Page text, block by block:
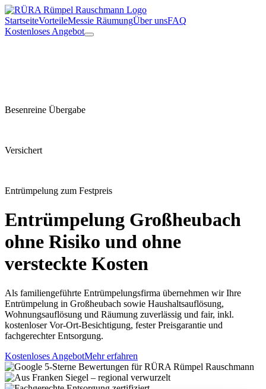
StartseiteVorteileMessie RäumungÜber unsFAQ
Kostenloses Angebot
Besenreine Übergabe
Versichert
Entrümpelung zum Festpreis
Entrümpelung Großheubach
ohne Risiko und ohne
versteckte Kosten
Als familiengeführte Entrümpelungsfirma übernehmen wir Ihre
Entrümpelung in Großheubach sowie Haushaltsauflösung,
Wohnungsauflösung und Räumung zuverlässig und fair, inkl.
kostenloser Vor-Ort-Besichtigung, fester Preisgarantie und
fachgerechter Entsorgung.
Kostenloses AngebotMehr erfahren